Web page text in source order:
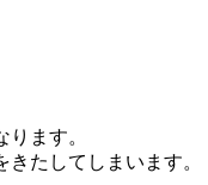
ます。
たしてしまいます。